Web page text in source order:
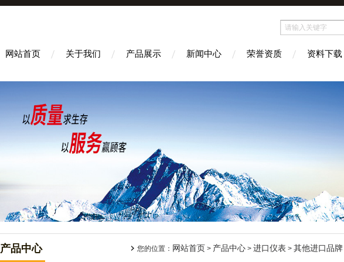
网站首页 关于我们 产品展示 新闻中心 荣誉资质 资料下载
产品中心 您的位置： 网站首页 > 产品中心 > 进口仪表 > 其他进口品牌